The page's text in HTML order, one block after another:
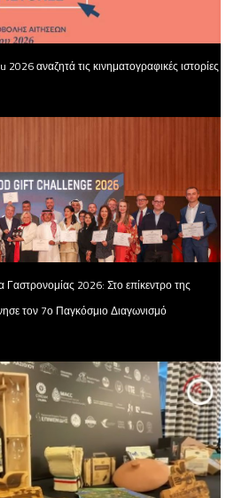
αναζητά τις κινηματογραφικές ιστορίες
2026: Στο επίκεντρο της
τον 7ο Παγκόσμιο Διαγωνισμό